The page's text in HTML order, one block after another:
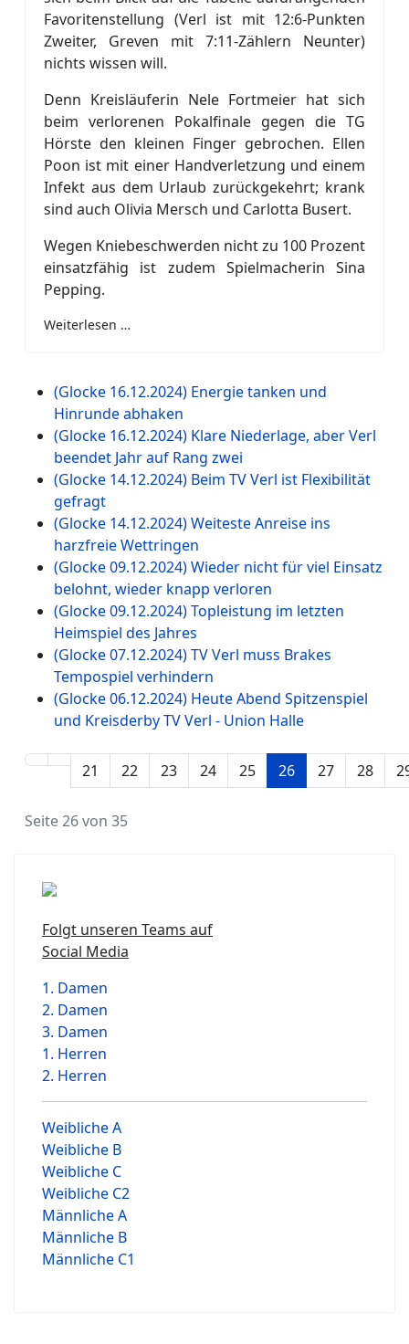
Favoritenstellung (Verl ist mit 12:6-Punkten
Zweiter, Greven mit 7:11-Zählern Neunter)
nichts wissen will.
Denn Kreisläuferin Nele Fortmeier hat sich
beim verlorenen Pokalfinale gegen die TG
Hörste den kleinen Finger gebrochen. Ellen
Poon ist mit einer Handverletzung und einem
Infekt aus dem Urlaub zurückgekehrt; krank
sind auch Olivia Mersch und Carlotta Busert.
Wegen Kniebeschwerden nicht zu 100 Prozent
einsatzfähig ist zudem Spielmacherin Sina
Pepping.
Weiterlesen …
(Glocke 16.12.2024) Energie tanken und
Hinrunde abhaken
(Glocke 16.12.2024) Klare Niederlage, aber Verl
beendet Jahr auf Rang zwei
(Glocke 14.12.2024) Beim TV Verl ist Flexibilität
gefragt
(Glocke 14.12.2024) Weiteste Anreise ins
harzfreie Wettringen
(Glocke 09.12.2024) Wieder nicht für viel Einsatz
belohnt, wieder knapp verloren
(Glocke 09.12.2024) Topleistung im letzten
Heimspiel des Jahres
(Glocke 07.12.2024) TV Verl muss Brakes
Tempospiel verhindern
(Glocke 06.12.2024) Heute Abend Spitzenspiel
und Kreisderby TV Verl - Union Halle
21 22 23 24 25 26 27 28
Seite 26 von 35
Folgt unseren Teams auf
Social Media
1. Damen
2. Damen
3. Damen
1. Herren
2. Herren
Weibliche A
Weibliche B
Weibliche C
Weibliche C2
Männliche A
Männliche B
Männliche C1